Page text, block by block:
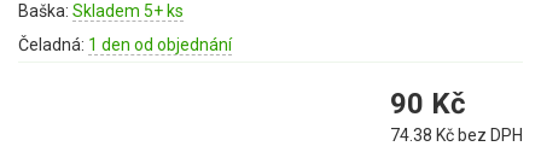
Benzínové pily
Baška: Skladem 5+ ks
Čeladná: 1 den od objednání
90 Kč
74.38 Kč bez DPH